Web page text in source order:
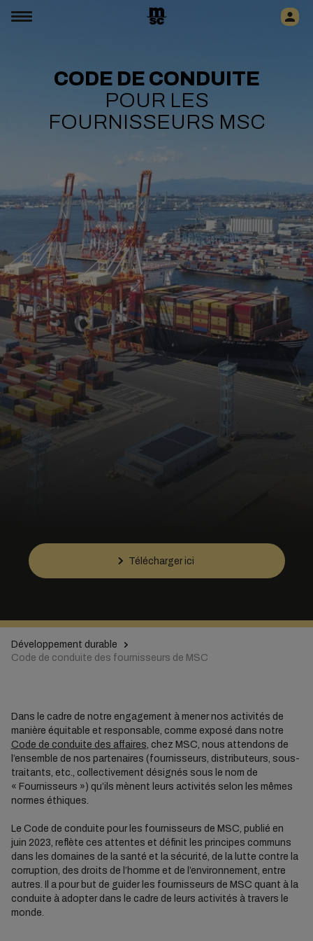
CODE DE CONDUITE
POUR LES
FOURNISSEURS MSC
Télécharger ici
Développement durable
Code de conduite des fournisseurs de MSC
Dans le cadre de notre engagement à mener nos activités de
manière équitable et responsable, comme exposé dans notre
Code de conduite des affaires, chez MSC, nous attendons de
l’ensemble de nos partenaires (fournisseurs, distributeurs, sous-
traitants, etc., collectivement désignés sous le nom de
« Fournisseurs ») qu’ils mènent leurs activités selon les mêmes
normes éthiques.
Le Code de conduite pour les fournisseurs de MSC, publié en
juin 2023, reflète ces attentes et définit les principes communs
dans les domaines de la santé et la sécurité, de la lutte contre la
corruption, des droits de l’homme et de l’environnement, entre
autres. Il a pour but de guider les fournisseurs de MSC quant à la
conduite à adopter dans le cadre de leurs activités à travers le
monde.